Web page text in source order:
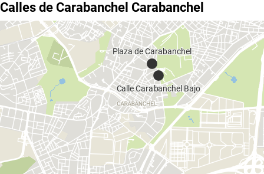
Calles de Carabanchel Carabanchel
Calle Carabanchel Bajo
Plaza de Carabanchel